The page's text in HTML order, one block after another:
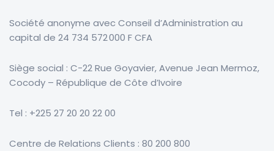
Société anonyme avec Conseil d’Administration au
capital de 24 734 572 000 F CFA
Siège social : C-22 Rue Goyavier, Avenue Jean Mermoz,
Cocody – République de Côte d’Ivoire
Tel : +225 27 20 20 22 00
Centre de Relations Clients : 80 200 800